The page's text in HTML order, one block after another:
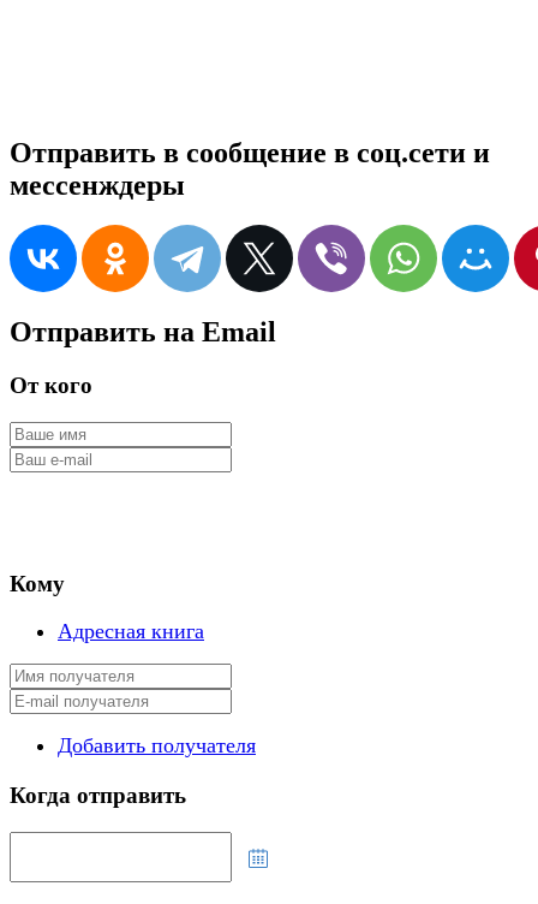
Отправить в сообщение в соц.сети и
мессенждеры
Отправить на Email
От кого
Кому
Адресная книга
Добавить получателя
Когда отправить